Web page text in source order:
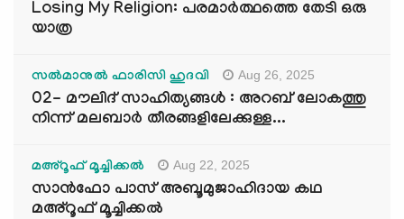
Losing My Religion: പരമാർത്ഥത്തെ തേടി ഒരു
യാത്ര
സൽമാനുൽ ഫാരിസി ഹുദവി Aug 26, 2025
02- മൗലിദ് സാഹിത്യങ്ങൾ : അറബ് ലോകത്തു
നിന്ന് മലബാർ തീരങ്ങളിലേക്കുള്ള...
മഅ്റൂഫ് മൂച്ചിക്കല്‍ Aug 22, 2025
സാൻഫോ പാസ് അബൂമുജാഹിദായ കഥ
മഅ്റൂഫ് മൂച്ചിക്കല്‍